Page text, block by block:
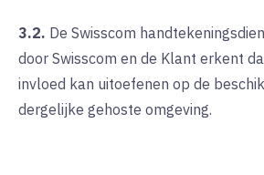
3.2. De Swisscom
door Swisscom en de Klant erkent
invloed kan uitoefenen op de
dergelijke gehoste omgeving.